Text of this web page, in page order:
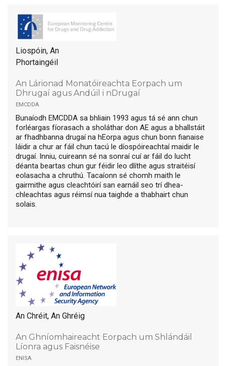
Liospóin, An
Phortaingéil
An Lárionad Monatóireachta Eorpach um
Dhrugaí agus Andúil i nDrugaí
emcdda
Bunaíodh EMCDDA sa bhliain 1993 agus tá sé ann chun
forléargas fíorasach a sholáthar don AE agus a bhallstáit
ar fhadhbanna drugaí na hEorpa agus chun bonn fianaise
láidir a chur ar fáil chun tacú le díospóireachtaí maidir le
drugaí. Inniu, cuireann sé na sonraí cuí ar fáil do lucht
déanta beartas chun gur féidir leo dlíthe agus straitéisí
eolasacha a chruthú. Tacaíonn sé chomh maith le
gairmithe agus cleachtóirí san earnáil seo trí dhea-
chleachtas agus réimsí nua taighde a thabhairt chun
solais.
An Chréit, An Ghréig
An Ghníomhaireacht Eorpach um Shlándáil
Líonra agus Faisnéise
enisa